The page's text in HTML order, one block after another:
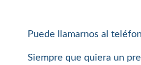
Puede llamarnos al
Siempre que quiera un